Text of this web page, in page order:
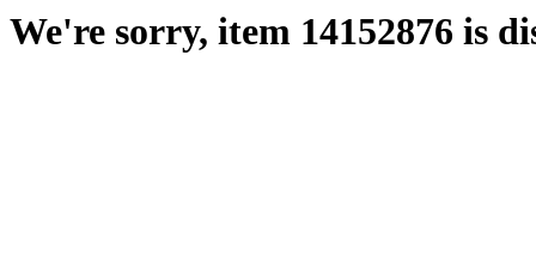
We're sorry, item 14152876 is